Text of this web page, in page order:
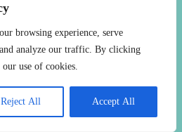
browsing experience, serve
analyze our traffic. By clicking
use of cookies.
Reject All Accept All